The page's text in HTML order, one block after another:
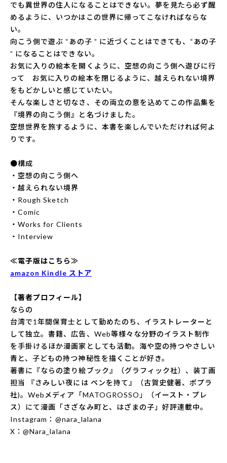
でも異世界の住人になることはできない。夢を見たら必ず醒
めるように、いつかはこの世界に帰ってこなければならな
い。
向こう側で遊ぶ “あの子 ” に近づくことはできても、“あの子
” になることはできない。
お気に入りの絵本を開くように、空想の向こう側へ遊びに行
って お気に入りの絵本を閉じるように、越えられない境界
をもどかしいと感じていたい。
そんな楽しさと切なさ、その両立の意を込めてこの作品集を
『境界の向こう側』と名づけました。
空想世界を旅するように、本書を楽しんでいただければ何よ
りです。
●構成
・空想の向こう側へ
・越えられない境界
・Rough Sketch
・Comic
・Works for Clients
・Interview
≪電子版はこちら≫
amazon Kindle ストア
【著者プロフィール】
ならの
台湾で1年間保育士として勤めたのち、イラストレーターと
して独立。書籍、広告、Web等様々な分野のイラスト制作
を手掛けるほか漫画家としても活動。海や空の持つやさしい
青と、子どもの持つ神秘性を描くことが好き。
著書に『ならの塗り絵ブック』（グラフィック社）、装丁画
担当 『さみしい夜には ペンを持て』（古賀史健著、ポプラ
社)。Webメディア「MATOGROSSO」（イースト・プレ
ス）にて漫画「さざなみ町と、はざまの子」好評連載中。
Instagram： @nara_lalana
X：@Nara_lalana